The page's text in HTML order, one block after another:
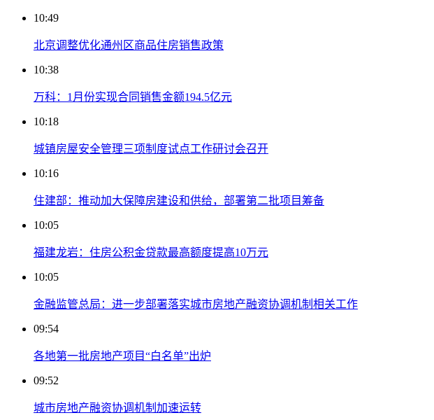
10:49
北京调整优化通州区商品住房销售政策
10:38
万科：1月份实现合同销售金额194.5亿元
10:18
城镇房屋安全管理三项制度试点工作研讨会召开
10:16
住建部：推动加大保障房建设和供给，部署第二批项目筹备
10:05
福建龙岩：住房公积金贷款最高额度提高10万元
10:05
金融监管总局：进一步部署落实城市房地产融资协调机制相关工作
09:54
各地第一批房地产项目“白名单”出炉
09:52
城市房地产融资协调机制加速运转